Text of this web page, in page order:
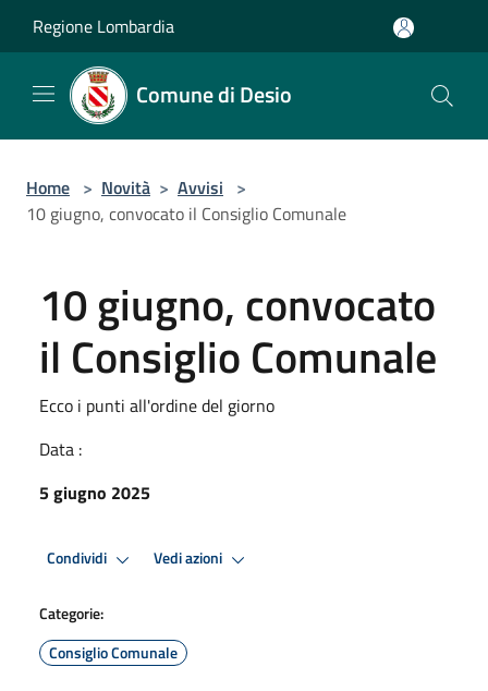
Regione Lombardia
Comune di Desio
Home > Novità > Avvisi >
10 giugno, convocato il Consiglio Comunale
10 giugno, convocato
il Consiglio Comunale
Ecco i punti all'ordine del giorno
Data :
5 giugno 2025
Condividi Vedi azioni
Categorie:
Consiglio Comunale